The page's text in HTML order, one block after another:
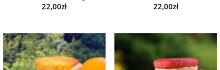
22,00zł 22,00zł